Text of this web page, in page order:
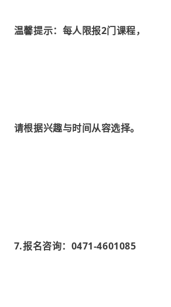
温馨提示：每人限报2门课程，
请根据兴趣与时间从容选择。
7.报名咨询：0471-4601085